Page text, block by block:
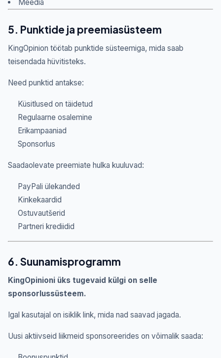
Meedia
5. Punktide ja preemiasüsteem
KingOpinion töötab punktide süsteemiga, mida saab
teisendada hüvitisteks.
Need punktid antakse:
Küsitlused on täidetud
Regulaarne osalemine
Erikampaaniad
Sponsorlus
Saadaolevate preemiate hulka kuuluvad:
PayPali ülekanded
Kinkekaardid
Ostuvautšerid
Partneri krediidid
6. Suunamisprogramm
KingOpinioni üks tugevaid külgi on selle
sponsorlussüsteem.
Igal kasutajal on isiklik link, mida nad saavad jagada.
Uusi aktiivseid liikmeid sponsoreerides on võimalik saada: